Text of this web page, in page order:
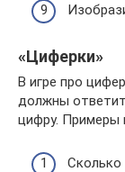
«Циферки»
В игре про
должны
цифру. Примеры
Сколько